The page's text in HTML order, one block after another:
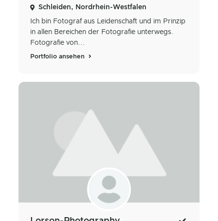
Schleiden, Nordrhein-Westfalen
Ich bin Fotograf aus Leidenschaft und im Prinzip
in allen Bereichen der Fotografie unterwegs.
Fotografie von...
Portfolio ansehen